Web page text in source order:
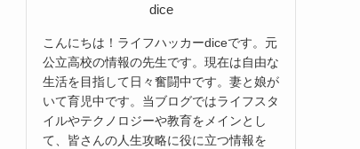
dice
こんにちは！ライフハッカーdiceです。元
公立高校の情報の先生です。現在は自由な
生活を目指して日々奮闘中です。妻と娘が
いて育児中です。当ブログではライフスタ
イルやテクノロジーや教育をメインとし
て、皆さんの人生攻略に役に立つ情報を